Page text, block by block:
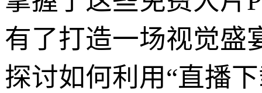
有了打造一场视觉盛
探讨如何利用“直播